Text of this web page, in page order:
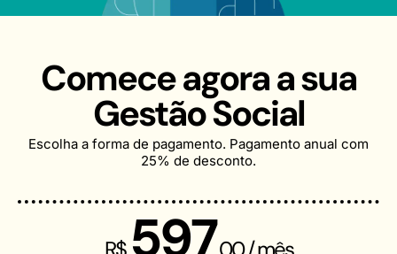
Comece agora a sua
Gestão Social
Escolha a forma de pagamento. Pagamento anual com
25% de desconto.
597